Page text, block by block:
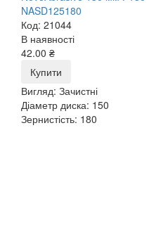
NASD125180
Код: 21044
В наявності
42.00 ₴
Купити
Вигляд: Зачистні
Діаметр диска: 150
Зернистість: 180